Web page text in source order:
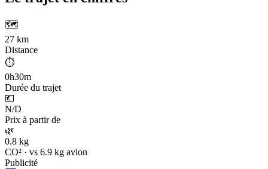
🗺️
27 km
Distance
⏱️
0h30m
Durée du trajet
💶
N/D
Prix à partir de
🌿
0.8 kg
CO² · vs 6.9 kg avion
Publicité